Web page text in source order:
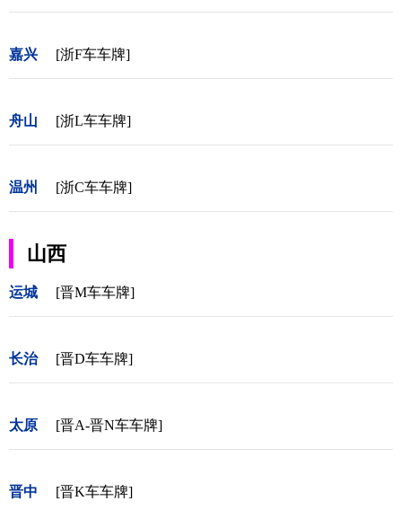
嘉兴 [浙F车车牌]
舟山 [浙L车车牌]
温州 [浙C车车牌]
山西
运城 [晋M车车牌]
长治 [晋D车车牌]
太原 [晋A-晋N车车牌]
晋中 [晋K车车牌]